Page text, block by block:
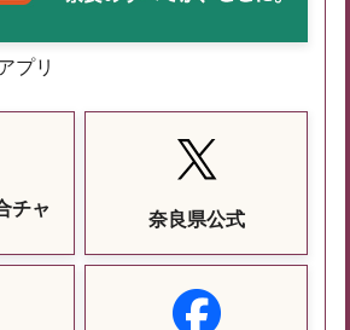
プリ
チャ
奈良県公式